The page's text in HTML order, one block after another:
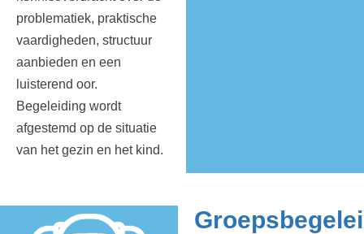
problematiek, praktische
vaardigheden, structuur
aanbieden en een
luisterend oor.
Begeleiding wordt
afgestemd op de situatie
van het gezin en het kind.